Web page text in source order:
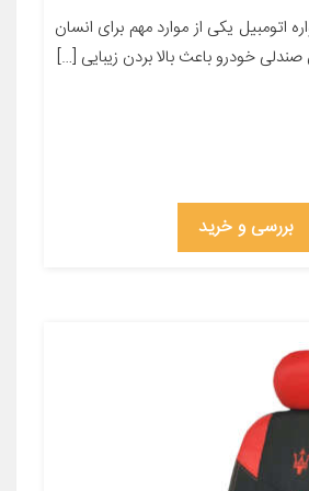
یکی از موارد مهم برای انسان
خودرو باعث بالا بردن زیبایی […]
بررسی و خرید